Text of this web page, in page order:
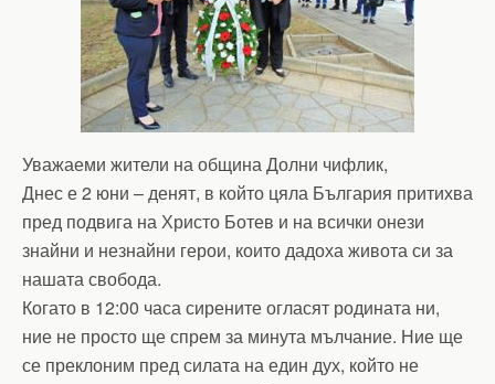
Уважаеми жители на община Долни чифлик,
Днес е 2 юни – денят, в който цяла България притихва
пред подвига на Христо Ботев и на всички онези
знайни и незнайни герои, които дадоха живота си за
нашата свобода.
Когато в 12:00 часа сирените огласят родината ни,
ние не просто ще спрем за минута мълчание. Ние ще
се преклоним пред силата на един дух, който не